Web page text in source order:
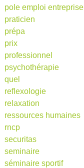
pole emploi entreprise
praticien
prépa
prix
professionnel
psychothérapie
quel
reflexologie
relaxation
ressources humaines
rncp
securitas
seminaire
séminaire sportif